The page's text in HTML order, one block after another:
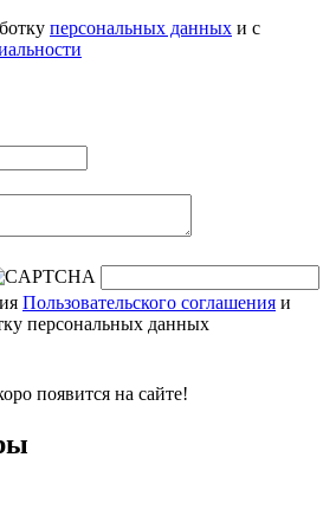
персональных данных и с
Пользовательского соглашения и
персональных данных
появится на сайте!